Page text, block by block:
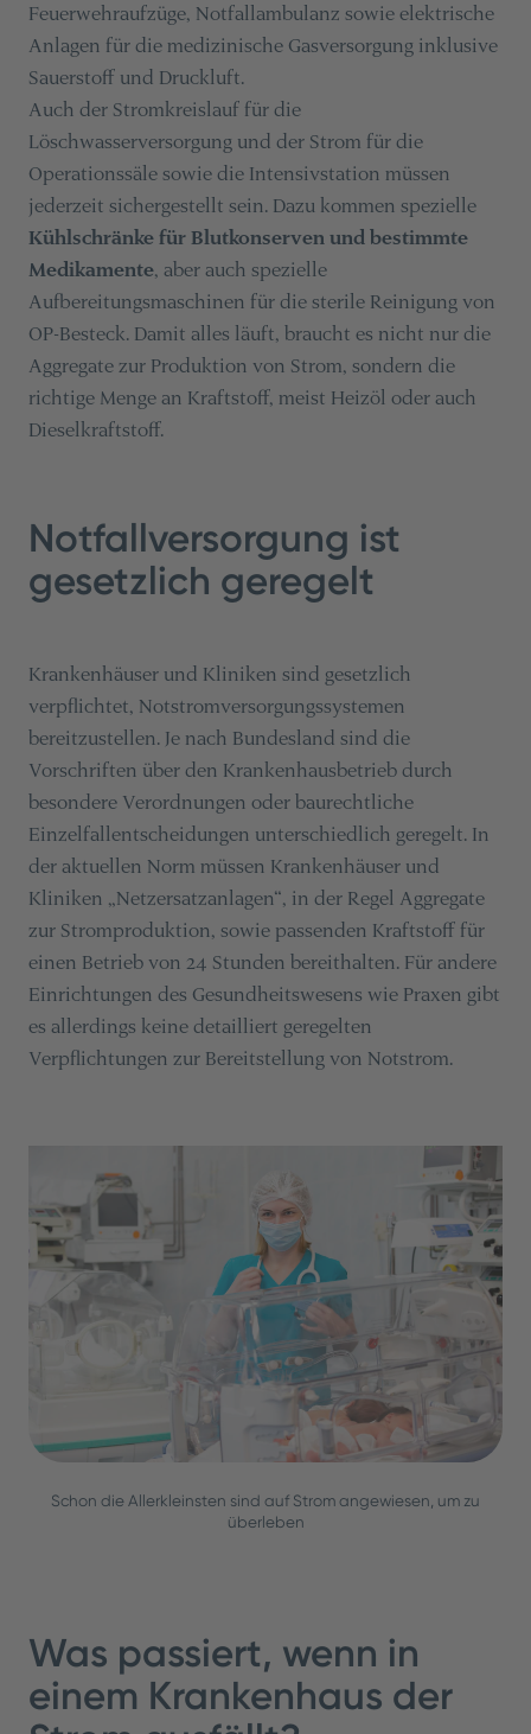
Feuerwehraufzüge, Notfallambulanz sowie elektrische
Anlagen für die medizinische Gasversorgung inklusive
Sauerstoff und Druckluft.
Auch der Stromkreislauf für die
Löschwasserversorgung und der Strom für die
Operationssäle sowie die Intensivstation müssen
jederzeit sichergestellt sein. Dazu kommen spezielle
Kühlschränke für Blutkonserven und bestimmte
Medikamente, aber auch spezielle
Aufbereitungsmaschinen für die sterile Reinigung von
OP-Besteck. Damit alles läuft, braucht es nicht nur die
Aggregate zur Produktion von Strom, sondern die
richtige Menge an Kraftstoff, meist Heizöl oder auch
Dieselkraftstoff.
Notfallversorgung ist
gesetzlich geregelt
Krankenhäuser und Kliniken sind gesetzlich
verpflichtet, Notstromversorgungssystemen
bereitzustellen. Je nach Bundesland sind die
Vorschriften über den Krankenhausbetrieb durch
besondere Verordnungen oder baurechtliche
Einzelfallentscheidungen unterschiedlich geregelt. In
der aktuellen Norm müssen Krankenhäuser und
Kliniken „Netzersatzanlagen“, in der Regel Aggregate
zur Stromproduktion, sowie passenden Kraftstoff für
einen Betrieb von 24 Stunden bereithalten. Für andere
Einrichtungen des Gesundheitswesens wie Praxen gibt
es allerdings keine detailliert geregelten
Verpflichtungen zur Bereitstellung von Notstrom.
Schon die Allerkleinsten sind auf Strom angewiesen, um zu
überleben
Was passiert, wenn in
einem Krankenhaus der